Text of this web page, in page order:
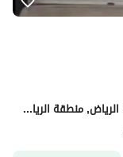
فيلا للإيجار في شارع أنور الجندي, حي عكاظ, مدينة الرياض, منطقة الرياض